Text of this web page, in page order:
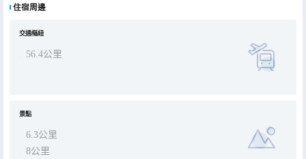
住宿周邊
交通樞紐
56.4公里
景點
6.3公里
8公里